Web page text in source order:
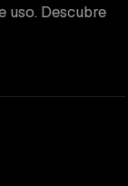
uso. Descubre